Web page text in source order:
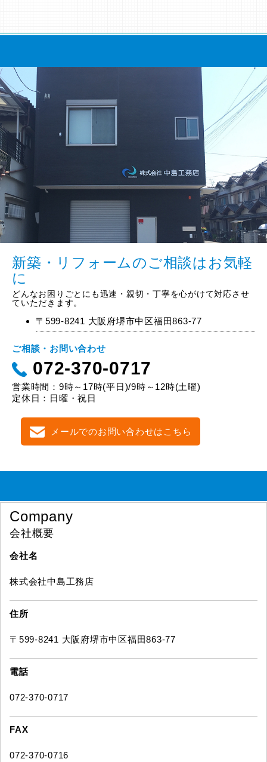
新築・リフォームのご相談はお気軽
に
どんなお困りごとにも迅速・親切・丁寧を心がけて対応させ
ていただきます。
〒599-8241 大阪府堺市中区福田863-77
ご相談・お問い合わせ
072-370-0717
営業時間：9時～17時(平日)/9時～12時(土曜)
定休日：日曜・祝日
メールでのお問い合わせはこちら
Company
会社概要
会社名
株式会社中島工務店
住所
〒599-8241 大阪府堺市中区福田863-77
電話
072-370-0717
FAX
072-370-0716